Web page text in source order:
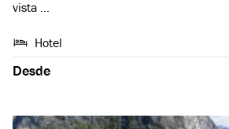
vista …
Hotel
Desde